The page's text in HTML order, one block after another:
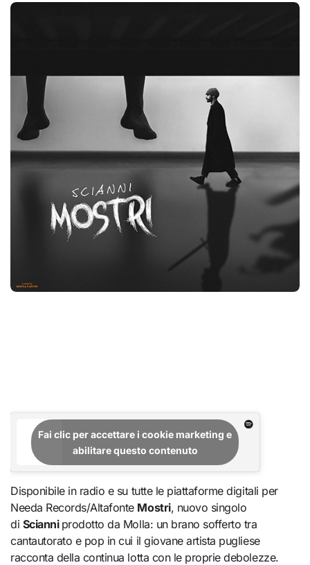
Fai clic per accettare i cookie marketing e
abilitare questo contenuto
Disponibile in radio e su tutte le piattaforme digitali per
Needa Records/Altafonte Mostri, nuovo singolo
di Scianni prodotto da Molla: un brano sofferto tra
cantautorato e pop in cui il giovane artista pugliese
racconta della continua lotta con le proprie debolezze.